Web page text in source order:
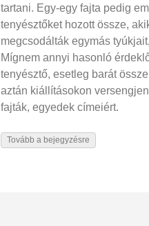
tartani. Egy-egy fajta pedig
tenyésztőket hozott össze,
megcsodálták egymás
Mígnem annyi hasonló
tenyésztő, esetleg barát
aztán kiállításokon
fajták, egyedek címeiért.
Tovább a bejegyzésre